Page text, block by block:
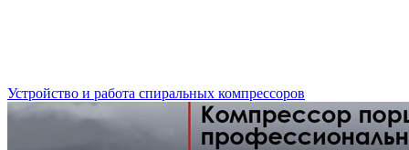
Устройство и работа спиральных компрессоров